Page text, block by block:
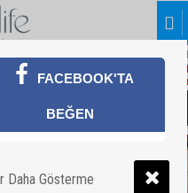
ŞIRKET HABERLERI /
KARIYERLERINE İLK ADIMI
Haberleri
FACEBOOK'TA
BEĞEN
Daha Gösterme